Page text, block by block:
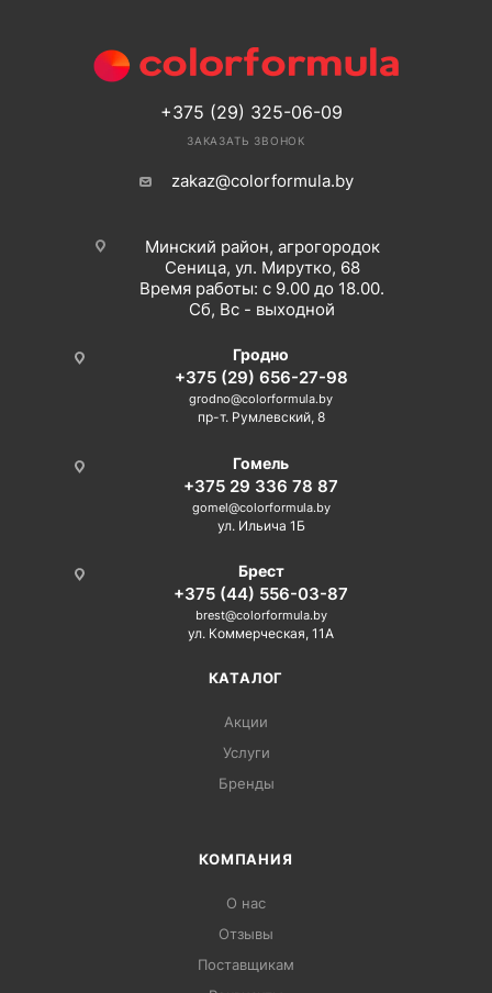
+375 (29) 325-06-09
ЗАКАЗАТЬ ЗВОНОК
zakaz@colorformula.by
Минский район, агрогородок
Сеница, ул. Мирутко, 68
Время работы: с 9.00 до 18.00.
Сб, Вс - выходной
Гродно
+375 (29) 656-27-98
grodno@colorformula.by
пр-т. Румлевский, 8
Гомель
+375 29 336 78 87
gomel@colorformula.by
ул. Ильича 1Б
Брест
+375 (44) 556-03-87
brest@colorformula.by
ул. Коммерческая, 11А
КАТАЛОГ
Акции
Услуги
Бренды
КОМПАНИЯ
О нас
Отзывы
Поставщикам